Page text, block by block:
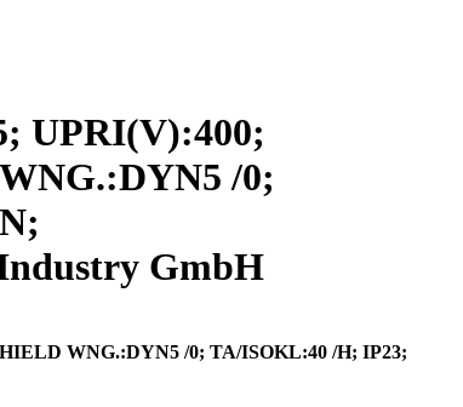
UPRI(V):400;
/0;
GmbH
WNG.:DYN5 /0; TA/ISOKL:40 /H; IP23;